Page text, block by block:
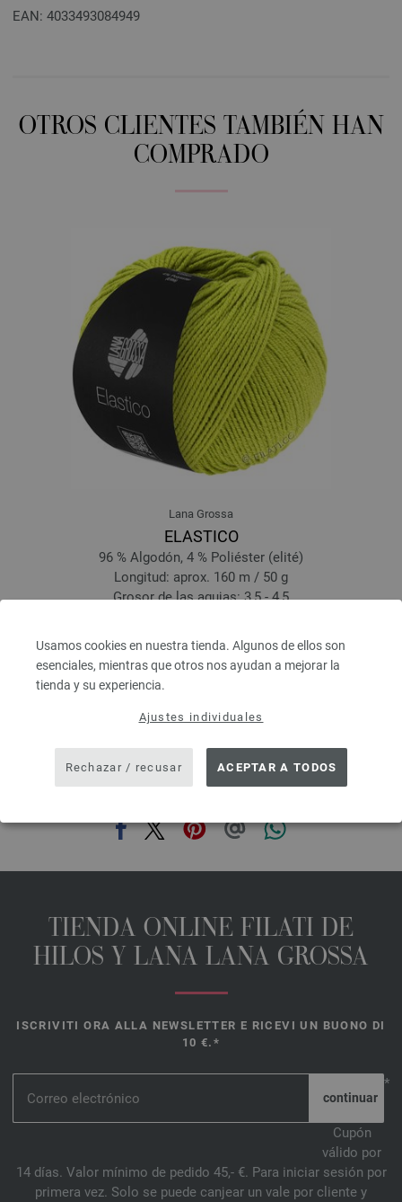
Usamos cookies en nuestra tienda. Algunos de ellos son
esenciales, mientras que otros nos ayudan a mejorar la
tienda y su experiencia.
Ajustes individuales
Rechazar / recusar ACEPTAR A TODOS
EAN: 4033493084949
OTROS CLIENTES TAMBIÉN HAN
COMPRADO
Lana Grossa
ELASTICO
96 % Algodón, 4 % Poliéster (elité)
Longitud: aprox. 160 m / 50 g
Grosor de las agujas: 3,5 - 4,5
IVA no incluido, más gastos de envío, Precio base:83,20 € / kg
TIENDA ONLINE FILATI DE
HILOS Y LANA LANA GROSSA
ISCRIVITI ORA ALLA NEWSLETTER E RICEVI UN BUONO DI
10 €.*
*
Cupón
válido por
14 días. Valor mínimo de pedido 45,- €. Para iniciar sesión por
primera vez. Solo se puede canjear un vale por cliente y